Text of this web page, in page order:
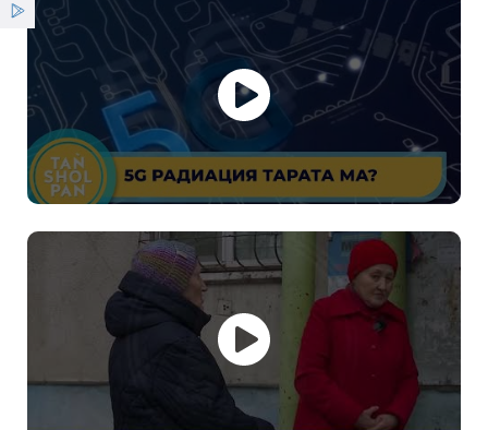
Қызметтер
Жаңалықтар
ҰСО жаршысы